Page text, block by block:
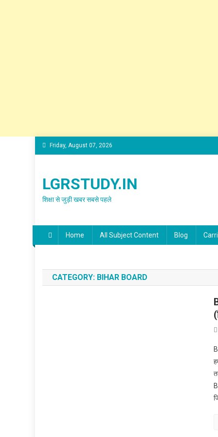
Skip
to
Friday, August 07, 2026
LGRSTUDY.IN
शिक्षा से जुड़ी खबर सबसे पहले
Home All Subject Content Blog
CATEGORY: BIHAR BOARD